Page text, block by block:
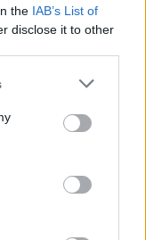
the IAB’s List of
disclose it to other
av stapeln
Skogome,
det var en
a Feeling”.
redan
bett om